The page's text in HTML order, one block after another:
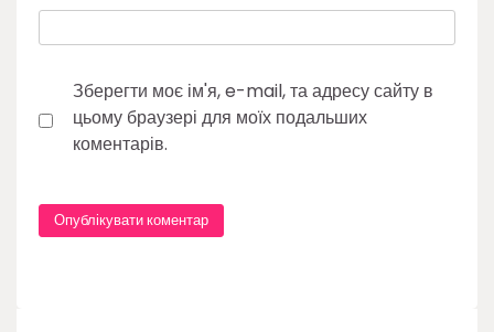
Зберегти моє ім'я, e-mail, та адресу сайту в
цьому браузері для моїх подальших
коментарів.